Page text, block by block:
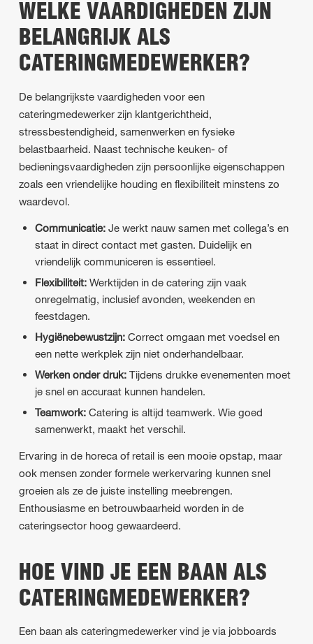
WELKE VAARDIGHEDEN ZIJN
BELANGRIJK ALS
CATERINGMEDEWERKER?
De belangrijkste vaardigheden voor een
cateringmedewerker zijn klantgerichtheid,
stressbestendigheid, samenwerken en fysieke
belastbaarheid. Naast technische keuken- of
bedieningsvaardigheden zijn persoonlijke eigenschappen
zoals een vriendelijke houding en flexibiliteit minstens zo
waardevol.
Communicatie:Je werkt nauw samen met collega’s en
staat in direct contact met gasten. Duidelijk en
vriendelijk communiceren is essentieel.
Flexibiliteit:Werktijden in de catering zijn vaak
onregelmatig, inclusief avonden, weekenden en
feestdagen.
Hygiënebewustzijn:Correct omgaan met voedsel en
een nette werkplek zijn niet onderhandelbaar.
Werken onder druk:Tijdens drukke evenementen moet
je snel en accuraat kunnen handelen.
Teamwork:Catering is altijd teamwerk. Wie goed
samenwerkt, maakt het verschil.
Ervaring in de horeca of retail is een mooie opstap, maar
ook mensen zonder formele werkervaring kunnen snel
groeien als ze de juiste instelling meebrengen.
Enthousiasme en betrouwbaarheid worden in de
cateringsector hoog gewaardeerd.
HOE VIND JE EEN BAAN ALS
CATERINGMEDEWERKER?
Een baan als cateringmedewerker vind je via jobboards